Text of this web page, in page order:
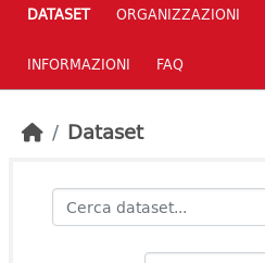
DATASET ORGANIZZAZIONI
INFORMAZIONI FAQ
Dataset